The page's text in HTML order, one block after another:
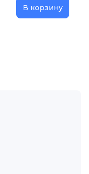
В корзину